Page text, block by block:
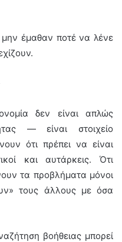
έμαθαν ποτέ να λένε
δεν είναι απλώς
— είναι στοιχείο
ότι πρέπει να είναι
και αυτάρκεις. Ότι
τα προβλήματα μόνοι
τους άλλους με όσα
βοήθειας μπορεί